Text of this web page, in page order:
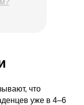
что
уже в 4–6